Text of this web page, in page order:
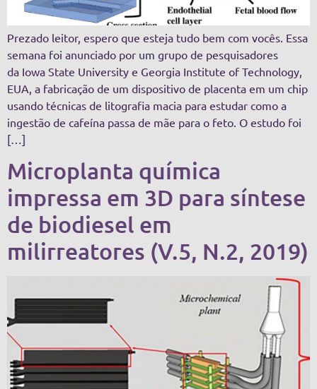
Prezado leitor, espero que esteja tudo bem com vocês. Essa
semana foi anunciado por um grupo de pesquisadores
da Iowa State University e Georgia Institute of Technology,
EUA, a fabricação de um dispositivo de placenta em um chip
usando técnicas de litografia macia para estudar como a
ingestão de cafeína passa de mãe para o feto. O estudo foi
[…]
Microplanta química
impressa em 3D para síntese
de biodiesel em
milirreatores (V.5, N.2, 2019)